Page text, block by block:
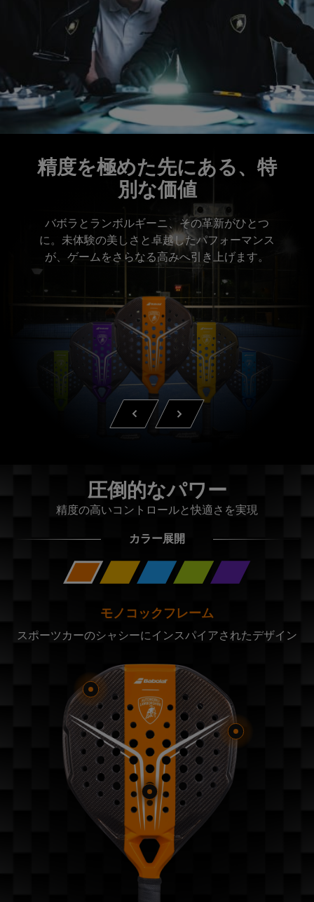
精度を極めた先にある、特
別な価値
バボラとランボルギーニ、その革新がひとつ
に。未体験の美しさと卓越したパフォーマンス
が、ゲームをさらなる高みへ引き上げます。
圧倒的なパワー
精度の高いコントロールと快適さを実現
カラー展開
モノコックフレーム
スポーツカーのシャシーにインスパイアされたデザイン